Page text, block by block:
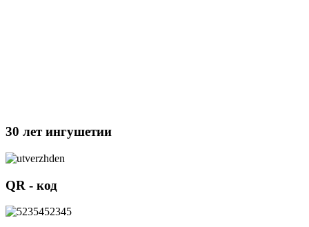
30 лет ингушетии
QR - код